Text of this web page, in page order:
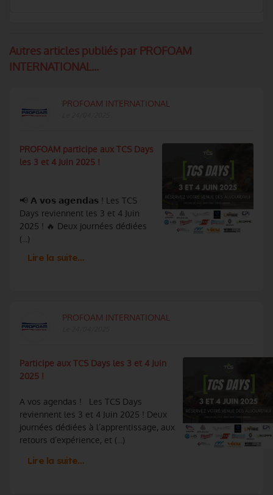
Autres articles publiés par PROFOAM
INTERNATIONAL...
PROFOAM INTERNATIONAL
PROFOAM participe aux TCS Days
les 3 et 4 Juin 2025 !
📢 𝗔 𝘃𝗼𝘀 𝗮𝗴𝗲𝗻𝗱𝗮𝘀 ! Les TCS
Days reviennent les 3 et 4 Juin
2025 ! 🔥 Deux journées dédiées
(...)
Lire la suite…
PROFOAM INTERNATIONAL
Participe aux TCS Days les 3 et 4 Juin
2025 !
A vos agendas ! Les TCS Days
reviennent les 3 et 4 Juin 2025 ! Deux
journées dédiées à l’apprentissage, aux
retours d’expérience, et (...)
Lire la suite…